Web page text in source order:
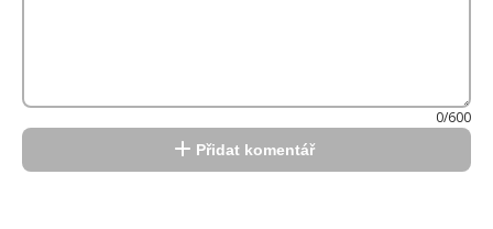
0/600
Přidat komentář